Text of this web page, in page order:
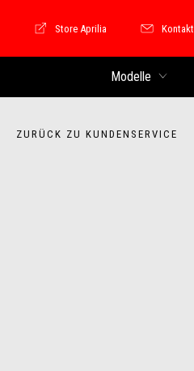
Store Motoguzzi
Store Aprilia Kontakt
Modelle
ZURÜCK ZU KUNDENSERVICE